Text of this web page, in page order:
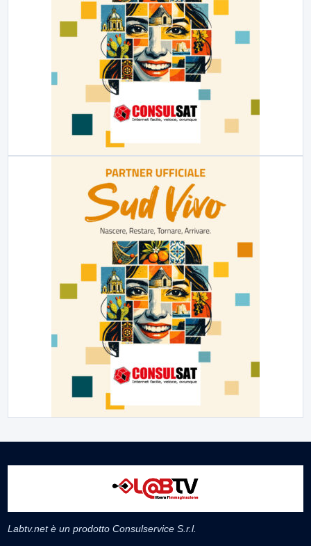
Labtv.net è un prodotto Consulservice S.r.l.